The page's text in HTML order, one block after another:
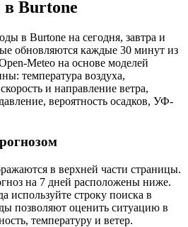
в Burtonе
в Burtonе на сегодня, завтра и
обновляются каждые 30 минут из
Meteo на основе моделей
температура воздуха,
и направление ветра,
вероятность осадков, УФ-
в верхней части страницы.
на 7 дней расположены ниже.
используйте строку поиска в
позволяют оценить ситуацию в
температуру и ветер.